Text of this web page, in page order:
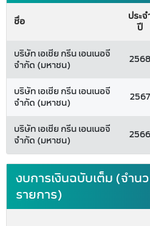
ชื่อ
ประจ
ปี
บริษัท เอเชีย กรีน เอนเนอจี
จำกัด (มหาชน)
2568
บริษัท เอเชีย กรีน เอนเนอจี
จำกัด (มหาชน)
2567
บริษัท เอเชีย กรีน เอนเนอจี
จำกัด (มหาชน)
2566
งบการเงินฉบับเต็ม (จำน
รายการ)